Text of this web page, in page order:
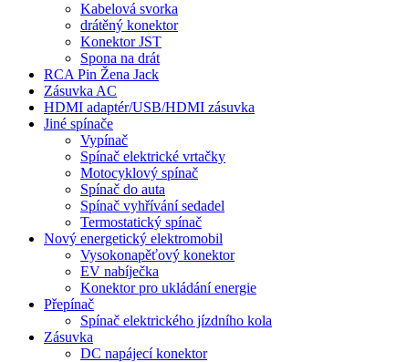
Kabelová svorka
drátěný konektor
Konektor JST
Spona na drát
RCA Pin Žena Jack
Zásuvka AC
HDMI adaptér/USB/HDMI zásuvka
Jiné spínače
Vypínač
Spínač elektrické vrtačky
Motocyklový spínač
Spínač do auta
Spínač vyhřívání sedadel
Termostatický spínač
Nový energetický elektromobil
Vysokonapěťový konektor
EV nabíječka
Konektor pro ukládání energie
Přepínač
Spínač elektrického jízdního kola
Zásuvka
DC napájecí konektor